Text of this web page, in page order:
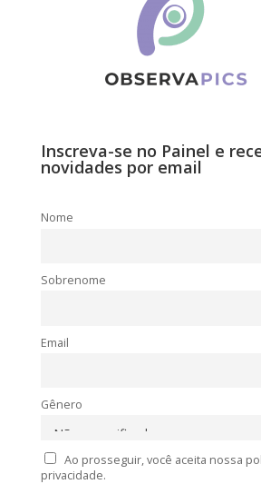
Inscreva-se no Painel e
novidades por email
Nome
Sobrenome
Email
Gênero
Ao prosseguir, você aceita nossa
privacidade.